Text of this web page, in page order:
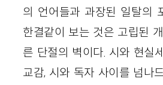
의 언어들과 과장된 일탈의
한결같이 보는 것은 고립된
른 단절의 벽이다. 시와 현실
교감, 시와 독자 사이를 넘나